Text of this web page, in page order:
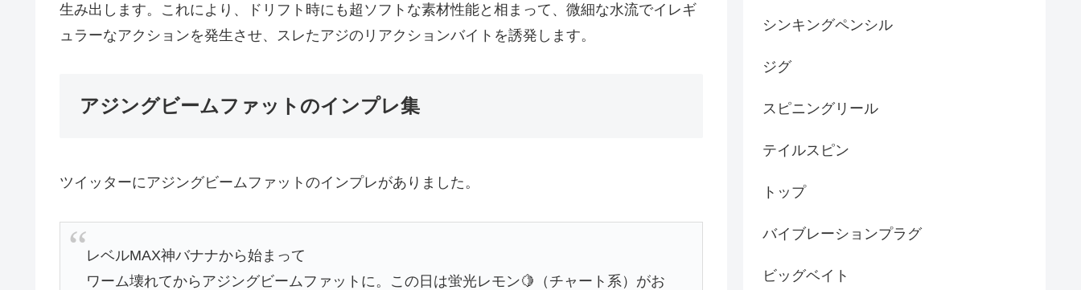
生み出します。これにより、ドリフト時にも超ソフトな素材性能と相まって、微細な水流でイレギ
ュラーなアクションを発生させ、スレたアジのリアクションバイトを誘発します。
アジングビームファットのインプレ集
ツイッターにアジングビームファットのインプレがありました。
レベルMAX神バナナから始まって
ワーム壊れてからアジングビームファットに。この日は蛍光レモン🍋（チャート系）がお
シンキングペンシル
ジグ
スピニングリール
テイルスピン
トップ
バイブレーションプラグ
ビッグベイト